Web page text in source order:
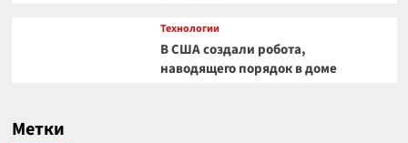
Технологии
В США создали робота,
наводящего порядок в доме
Метки